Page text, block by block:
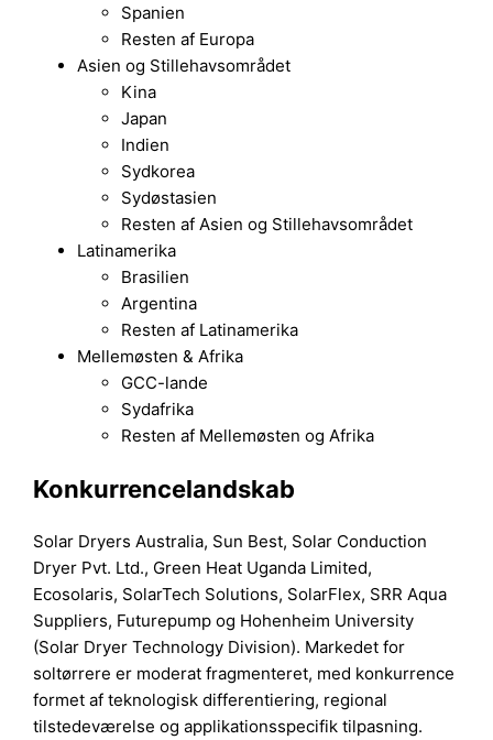
Spanien
Resten af Europa
Asien og Stillehavsområdet
Kina
Japan
Indien
Sydkorea
Sydøstasien
Resten af Asien og Stillehavsområdet
Latinamerika
Brasilien
Argentina
Resten af Latinamerika
Mellemøsten & Afrika
GCC-lande
Sydafrika
Resten af Mellemøsten og Afrika
Konkurrencelandskab
Solar Dryers Australia, Sun Best, Solar Conduction
Dryer Pvt. Ltd., Green Heat Uganda Limited,
Ecosolaris, SolarTech Solutions, SolarFlex, SRR Aqua
Suppliers, Futurepump og Hohenheim University
(Solar Dryer Technology Division). Markedet for
soltørrere er moderat fragmenteret, med konkurrence
formet af teknologisk differentiering, regional
tilstedeværelse og applikationsspecifik tilpasning.